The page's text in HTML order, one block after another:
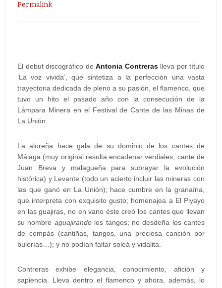
Permalink
El debut discográfico de Antonia Contreraslleva por título
‘La voz vivida’, que sintetiza a la perfección una vasta
trayectoria dedicada de pleno a su pasión, el flamenco, que
tuvo un hito el pasado año con la consecución de la
Lámpara Minera en el Festival de Cante de las Minas de
La Unión.
La aloreña hace gala de su dominio de los cantes de
Málaga (muy original resulta encadenar verdiales, cante de
Juan Breva y malagueña para subrayar la evolución
histórica) y Levante (todo un acierto incluir las mineras con
las que ganó en La Unión); hace cumbre en la granaína,
que interpreta con exquisito gusto; homenajea a El Piyayo
en las guajiras, no en vano éste creó los cantes que llevan
su nombre aguajirandolos tangos; no desdeña los cantes
de compás (cantiñas, tangos, una preciosa canción por
bulerías…); y no podían faltar soleá y vidalita.
Contreras exhibe elegancia, conocimiento, afición y
sapiencia. Lleva dentro el flamenco y ahora, además, lo